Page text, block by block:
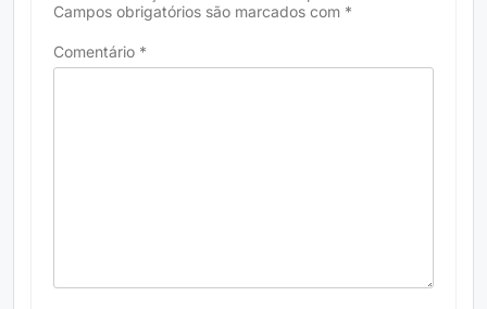
Campos obrigatórios são marcados com *
Comentário *